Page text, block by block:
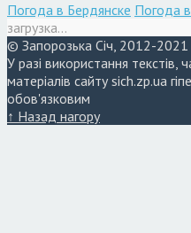
Погода в Бердянске Погода
загрузка...
© Запорозька Січ, 2012-2021
У разі використання текстів,
матеріалів сайту sich.zp.ua
обов'язковим
↑ Назад нагору